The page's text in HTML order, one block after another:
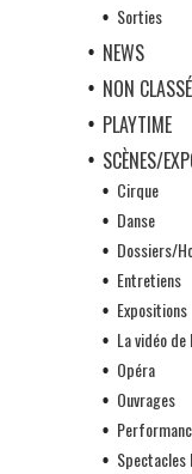
Sorties
NEWS
NON CLASSÉ
PLAYTIME
SCÈNES/
Cirque
Danse
Dossiers/
Entretiens
Expositions
La vidéo
Opéra
Ouvrages
Spectacles